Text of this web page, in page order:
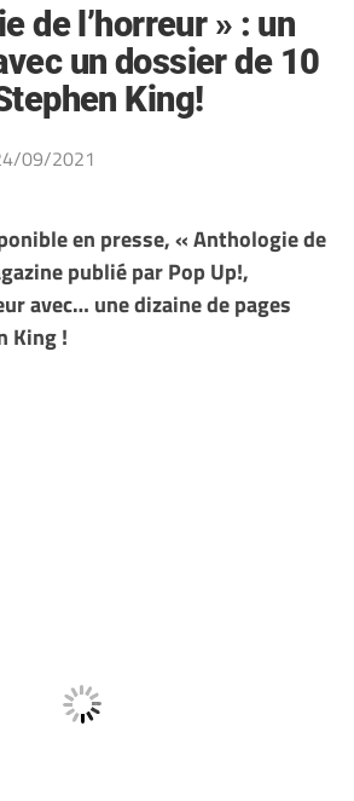
de l’horreur » : un
un dossier de 10
King!
09/2021
en presse, « Anthologie de
publié par Pop Up!,
avec… une dizaine de pages
King !